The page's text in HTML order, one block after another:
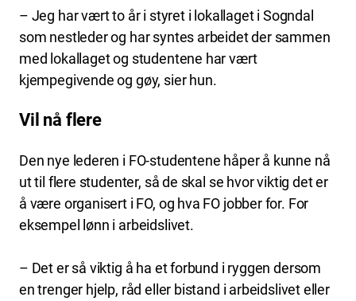
– Jeg har vært to år i styret i lokallaget i Sogndal
som nestleder og har syntes arbeidet der sammen
med lokallaget og studentene har vært
kjempegivende og gøy, sier hun.
Vil nå flere
Den nye lederen i FO-studentene håper å kunne nå
ut til flere studenter, så de skal se hvor viktig det er
å være organisert i FO, og hva FO jobber for. For
eksempel lønn i arbeidslivet.
– Det er så viktig å ha et forbund i ryggen dersom
en trenger hjelp, råd eller bistand i arbeidslivet eller